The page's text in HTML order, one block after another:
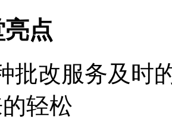
点
批改服务及时
轻松